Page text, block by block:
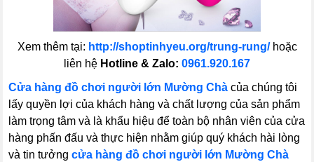
Xem thêm tại: http://shoptinhyeu.org/trung-rung/hoặc
liên hệ Hotline & Zalo: 0961.920.167
Cửa hàng đồ chơi người lớn Mường Chà của chúng tôi
lấy quyền lợi của khách hàng và chất lượng của sản phẩm
làm trọng tâm và là khẩu hiệu để toàn bộ nhân viên của cửa
hàng phấn đấu và thực hiện nhằm giúp quý khách hài lòng
và tin tưởngcửa hàng đồ chơi người lớn Mường Chà